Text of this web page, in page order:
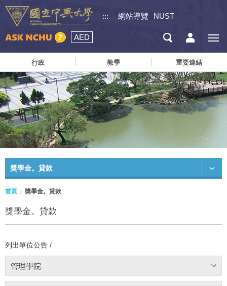
::: 網站導覽 NUST
AED
行政 教學 重要連結
獎學金。貸款
首頁 獎學金。貸款
獎學金。貸款
列出單位公告 /
管理學院